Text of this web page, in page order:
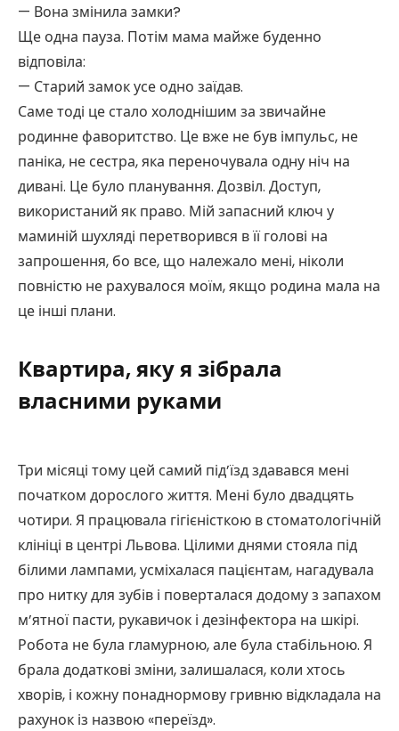
— Вона змінила замки?
Ще одна пауза. Потім мама майже буденно
відповіла:
— Старий замок усе одно заїдав.
Саме тоді це стало холоднішим за звичайне
родинне фаворитство. Це вже не був імпульс, не
паніка, не сестра, яка переночувала одну ніч на
дивані. Це було планування. Дозвіл. Доступ,
використаний як право. Мій запасний ключ у
маминій шухляді перетворився в її голові на
запрошення, бо все, що належало мені, ніколи
повністю не рахувалося моїм, якщо родина мала на
це інші плани.
Квартира, яку я зібрала
власними руками
Три місяці тому цей самий під’їзд здавався мені
початком дорослого життя. Мені було двадцять
чотири. Я працювала гігієністкою в стоматологічній
клініці в центрі Львова. Цілими днями стояла під
білими лампами, усміхалася пацієнтам, нагадувала
про нитку для зубів і поверталася додому з запахом
м’ятної пасти, рукавичок і дезінфектора на шкірі.
Робота не була гламурною, але була стабільною. Я
брала додаткові зміни, залишалася, коли хтось
хворів, і кожну понаднормову гривню відкладала на
рахунок із назвою «переїзд».